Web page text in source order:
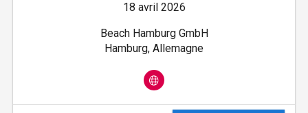
18 avril 2026
Beach Hamburg GmbH
Hamburg, Allemagne